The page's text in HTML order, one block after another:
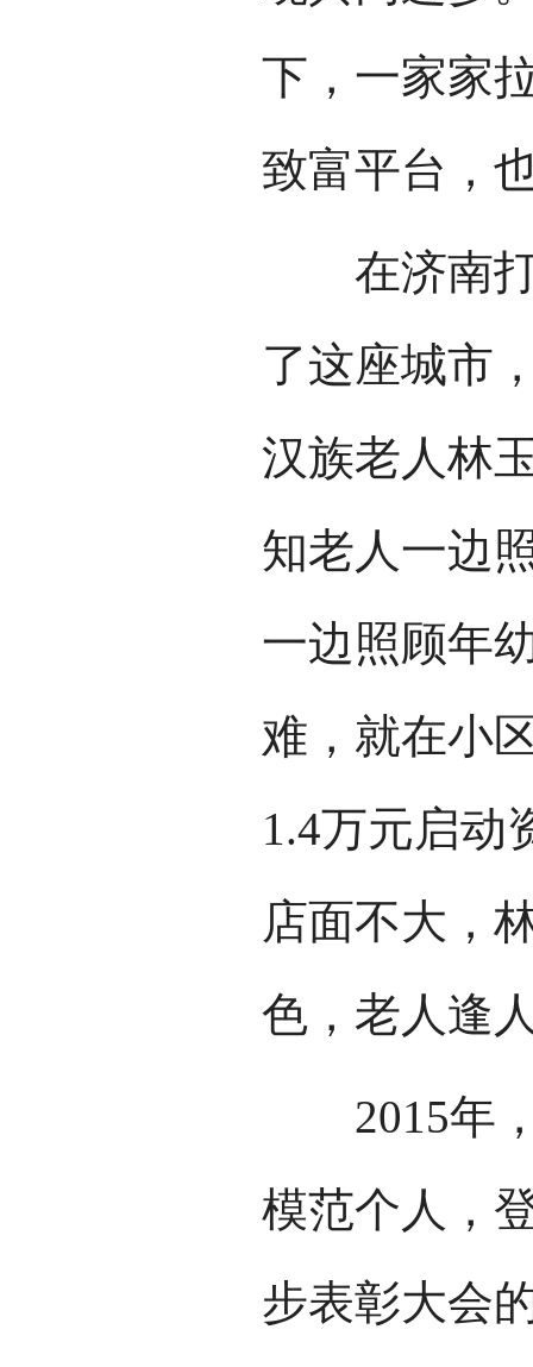
下，一家家
致富平台，
在济南打
了这座城市
汉族老人林
知老人一边
一边照顾年
难，就在小
1.4万元启动
店面不大，
色，老人逢
2015年，
模范个人，
步表彰大会